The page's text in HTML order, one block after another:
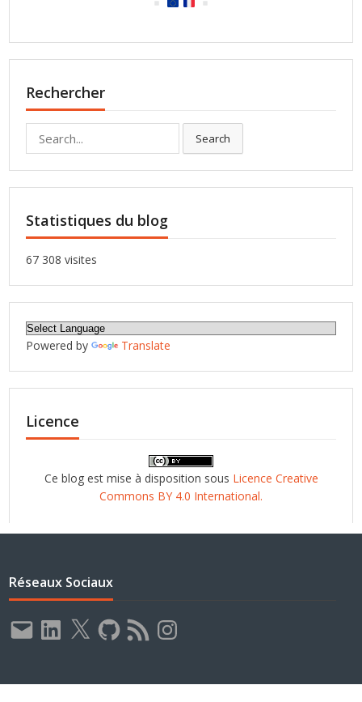
Rechercher
for:
Search
Statistiques du blog
67 308 visites
Powered by Translate
Licence
Ce blog est mise à disposition sous Licence Creative
Commons BY 4.0 International.
Réseaux Sociaux
E-
mail
LinkedIn
X GitHubFlux
RSS
Instagram